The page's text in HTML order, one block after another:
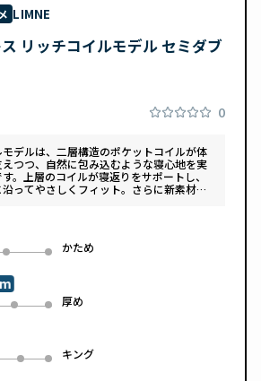
LIMNE
リッチコイルモデル セミダブ
0
デルは、二層構造のポケットコイルが体
つつ、自然に包み込むような寝心地を実
。上層のコイルが寝返りをサポートし、
ってやさしくフィット。さらに新素材
で洗濯可能。清潔さと快適さの両方を追求
3 かため
4
4 厚め
5
5 キング
6